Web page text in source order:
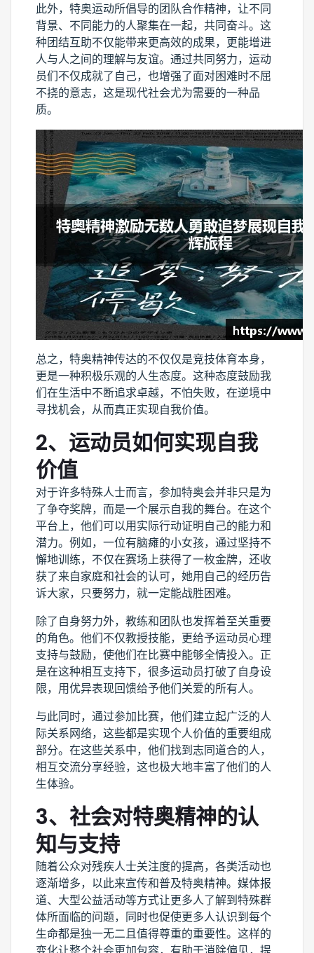
此外，特奥运动所倡导的团队合作精神，让不同
背景、不同能力的人聚集在一起，共同奋斗。这
种团结互助不仅能带来更高效的成果，更能增进
人与人之间的理解与友谊。通过共同努力，运动
员们不仅成就了自己，也增强了面对困难时不屈
不挠的意志，这是现代社会尤为需要的一种品
质。
总之，特奥精神传达的不仅仅是竞技体育本身，
更是一种积极乐观的人生态度。这种态度鼓励我
们在生活中不断追求卓越，不怕失败，在逆境中
寻找机会，从而真正实现自我价值。
2、运动员如何实现自我
价值
对于许多特殊人士而言，参加特奥会并非只是为
了争夺奖牌，而是一个展示自我的舞台。在这个
平台上，他们可以用实际行动证明自己的能力和
潜力。例如，一位有脑瘫的小女孩，通过坚持不
懈地训练，不仅在赛场上获得了一枚金牌，还收
获了来自家庭和社会的认可，她用自己的经历告
诉大家，只要努力，就一定能战胜困难。
除了自身努力外，教练和团队也发挥着至关重要
的角色。他们不仅教授技能，更给予运动员心理
支持与鼓励，使他们在比赛中能够全情投入。正
是在这种相互支持下，很多运动员打破了自身设
限，用优异表现回馈给予他们关爱的所有人。
与此同时，通过参加比赛，他们建立起广泛的人
际关系网络，这些都是实现个人价值的重要组成
部分。在这些关系中，他们找到志同道合的人，
相互交流分享经验，这也极大地丰富了他们的人
生体验。
3、社会对特奥精神的认
知与支持
随着公众对残疾人士关注度的提高，各类活动也
逐渐增多，以此来宣传和普及特奥精神。媒体报
道、大型公益活动等方式让更多人了解到特殊群
体所面临的问题，同时也促使更多人认识到每个
生命都是独一无二且值得尊重的重要性。这样的